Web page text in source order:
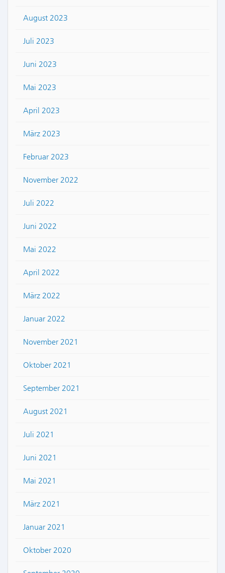
August 2023
Juli 2023
Juni 2023
Mai 2023
April 2023
März 2023
Februar 2023
November 2022
Juli 2022
Juni 2022
Mai 2022
April 2022
März 2022
Januar 2022
November 2021
Oktober 2021
September 2021
August 2021
Juli 2021
Juni 2021
Mai 2021
März 2021
Januar 2021
Oktober 2020